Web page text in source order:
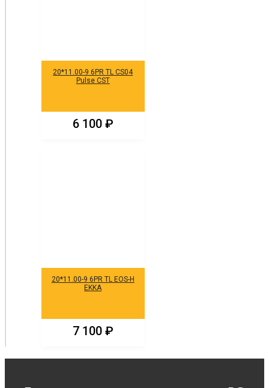
20*11.00-9 6PR TL CS04
Pulse CST
6 100 ₽
20*11.00-9 6PR TL EOS-H
EKKA
7 100 ₽